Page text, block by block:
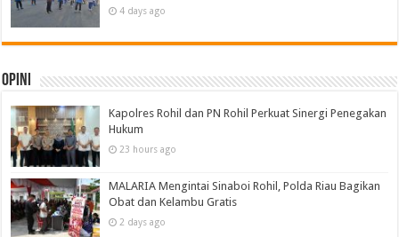
4 days ago
Opini
Kapolres Rohil dan PN Rohil Perkuat Sinergi Penegakan
Hukum
23 hours ago
MALARIA Mengintai Sinaboi Rohil, Polda Riau Bagikan
Obat dan Kelambu Gratis
2 days ago